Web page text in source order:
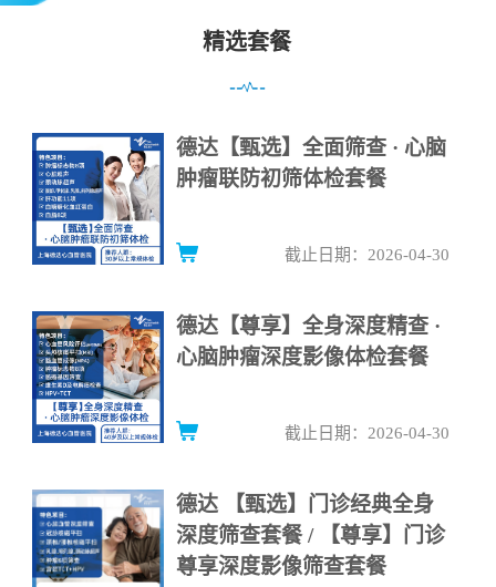
精选套餐
德达【甄选】全面筛查 · 心脑
肿瘤联防初筛体检套餐
截止日期：2026-04-30
德达【尊享】全身深度精查 ·
心脑肿瘤深度影像体检套餐
截止日期：2026-04-30
德达 【甄选】门诊经典全身
深度筛查套餐 / 【尊享】门诊
尊享深度影像筛查套餐